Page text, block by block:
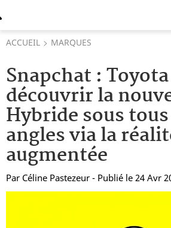
ACCUEIL MARQUES
Snapchat :
découvrir la
Hybride sous
angles via la
augmentée
Par Céline Pastezeur - Publié le 24 Avr